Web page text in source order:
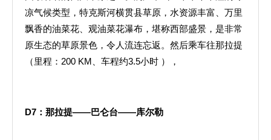
凉气候类型，特克斯河横贯县草原，水资源丰富、万里
飘香的油菜花、观油菜花瀑布，堪称西部盛景，是非常
原生态的草原景色，令人流连忘返。然后乘车往那拉提
（里程：200 KM、车程约3.5小时 ），
D7 ：那拉提——巴仑台——库尔勒